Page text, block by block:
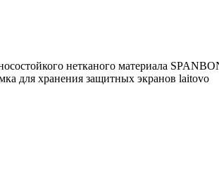
нетканого материала
для хранения защитных экранов laitovo